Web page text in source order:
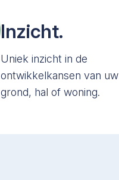
Inzicht.
Uniek inzicht in de
ontwikkelkansen van uw
grond, hal of woning.